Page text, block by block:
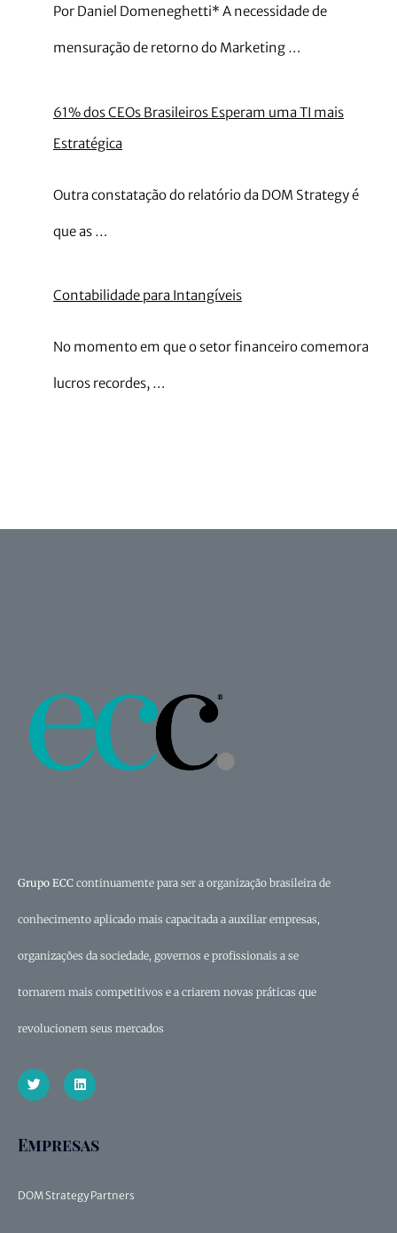
Por Daniel Domeneghetti* A necessidade de
mensuração de retorno do Marketing …
61% dos CEOs Brasileiros Esperam uma TI mais
Estratégica
Outra constatação do relatório da DOM Strategy é
que as …
Contabilidade para Intangíveis
No momento em que o setor financeiro comemora
lucros recordes, …
Grupo ECC continuamente para ser a organização brasileira de
conhecimento aplicado mais capacitada a auxiliar empresas,
organizações da sociedade, governos e profissionais a se
tornarem mais competitivos e a criarem novas práticas que
revolucionem seus mercados
Empresas
DOM Strategy Partners